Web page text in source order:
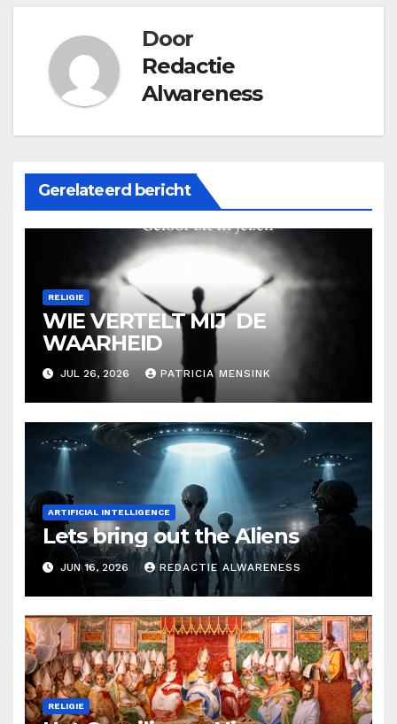
Door
Redactie
Alwareness
Gerelateerd bericht
RELIGIE
WIE VERTELT MIJ DE
WAARHEID
JUL 26, 2026 PATRICIA MENSINK
ARTIFICIAL INTELLIGENCE
Lets bring out the Aliens
JUN 16, 2026 REDACTIE ALWARENESS
RELIGIE